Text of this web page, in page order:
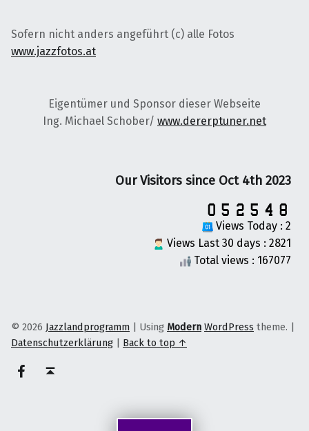
Sofern nicht anders angeführt (c) alle Fotos
www.jazzfotos.at
Eigentümer und Sponsor dieser Webseite
Ing. Michael Schober/ www.dererptuner.net
Our Visitors since Oct 4th 2023
Views Today : 2
Views Last 30 days : 2821
Total views : 167077
© 2026 Jazzlandprogramm | Using Modern WordPress theme. |
Datenschutzerklärung | Back to top ↑